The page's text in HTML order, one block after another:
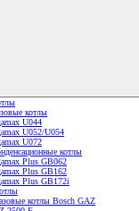
котлы
U044
U052/U054
U072
котлы
Plus GB062
Plus GB162
Plus GB172i
котлы Bosch GAZ